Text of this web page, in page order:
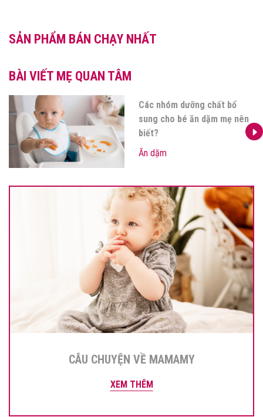
SẢN PHẨM BÁN CHẠY NHẤT
BÀI VIẾT MẸ QUAN TÂM
Các nhóm dưỡng chất bổ
sung cho bé ăn dặm mẹ nên
biết?
Ăn dặm
CÂU CHUYỆN VỀ MAMAMY
XEM THÊM